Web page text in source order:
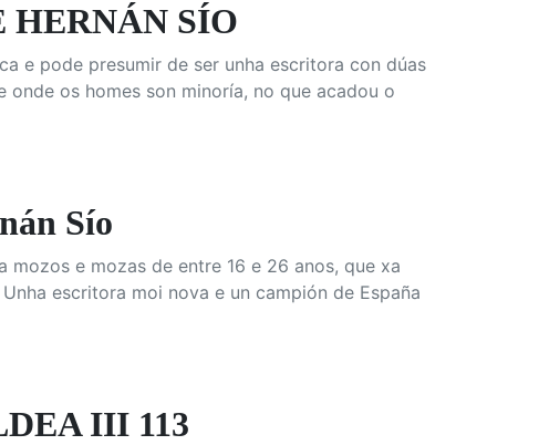
HERNÁN SÍO
e pode presumir de ser unha escritora con dúas
os homes son minoría, no que acadou o
Sío
e mozas de entre 16 e 26 anos, que xa
escritora moi nova e un campión de España
III 113